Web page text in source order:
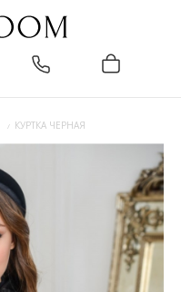
КУРТКА ЧЕРНАЯ